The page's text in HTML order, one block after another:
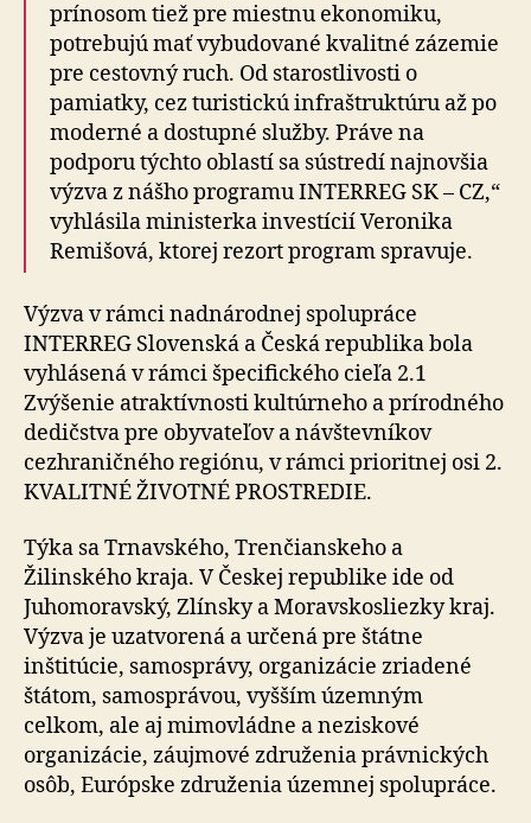
prínosom tiež pre miestnu ekonomiku,
potrebujú mať vybudované kvalitné zázemie
pre cestovný ruch. Od starostlivosti o
pamiatky, cez turistickú infraštruktúru až po
moderné a dostupné služby. Práve na
podporu týchto oblastí sa sústredí najnovšia
výzva z nášho programu INTERREG SK – CZ,“
vyhlásila ministerka investícií Veronika
Remišová, ktorej rezort program spravuje.
Výzva v rámci nadnárodnej spolupráce
INTERREG Slovenská a Česká republika bola
vyhlásená v rámci špecifického cieľa 2.1
Zvýšenie atraktívnosti kultúrneho a prírodného
dedičstva pre obyvateľov a návštevníkov
cezhraničného regiónu, v rámci prioritnej osi 2.
KVALITNÉ ŽIVOTNÉ PROSTREDIE.
Týka sa Trnavského, Trenčianskeho a
Žilinského kraja. V Českej republike ide od
Juhomoravský, Zlínsky a Moravskosliezky kraj.
Výzva je uzatvorená a určená pre štátne
inštitúcie, samosprávy, organizácie zriadené
štátom, samosprávou, vyšším územným
celkom, ale aj mimovládne a neziskové
organizácie, záujmové združenia právnických
osôb, Európske združenia územnej spolupráce.